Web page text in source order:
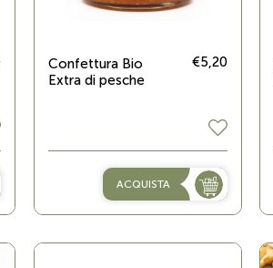
Confettura Bio
Extra di pesche
€5,20
ACQUISTA